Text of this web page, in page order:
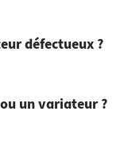
défectueux ?
un variateur ?